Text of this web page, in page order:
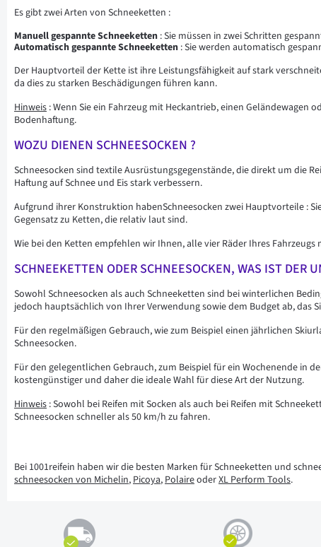
Es gibt zwei Arten von Schneeketten :
Manuell gespannte Schneeketten : Sie müssen in zwei Schritten
Automatisch gespannte Schneeketten : Sie werden automatisch
Der Hauptvorteil der Kette ist ihre Leistungsfähigkeit auf stark
da dies zu starken Beschädigungen führen kann.
Hinweis : Wenn Sie ein Fahrzeug mit Heckantrieb, einen
Bodenhaftung.
WOZU DIENEN SCHNEESOCKEN ?
Schneesocken sind textile Ausrüstungsgegenstände, die direkt um die
Haftung auf Schnee und Eis stark verbessern.
Aufgrund ihrer Konstruktion habenSchneesocken zwei Hauptvorteile :
Gegensatz zu Ketten, die relativ laut sind.
Wie bei den Ketten empfehlen wir Ihnen, alle vier Räder Ihres
SCHNEEKETTEN ODER SCHNEESOCKEN, WAS IST DER
Sowohl Schneesocken als auch Schneeketten sind bei winterlichen
jedoch hauptsächlich von Ihrer Verwendung sowie dem Budget ab, das
Für den regelmäßigen Gebrauch, wie zum Beispiel einen jährlichen
Schneesocken.
Für den gelegentlichen Gebrauch, zum Beispiel für ein Wochenende in
kostengünstiger und daher die ideale Wahl für diese Art der Nutzung.
Hinweis : Sowohl bei Reifen mit Socken als auch bei Reifen mit
Schneesocken schneller als 50 km/h zu fahren.
Bei 1001reifein haben wir die besten Marken für Schneeketten und
schneesocken von Michelin,Picoya,PolaireoderXL Perform Tools.